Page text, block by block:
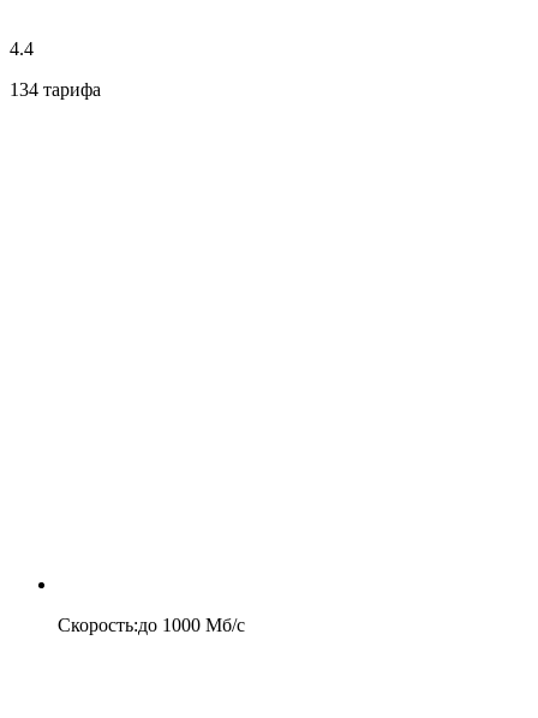
4.4
134 тарифа
Скорость:до 1000 Мб/c